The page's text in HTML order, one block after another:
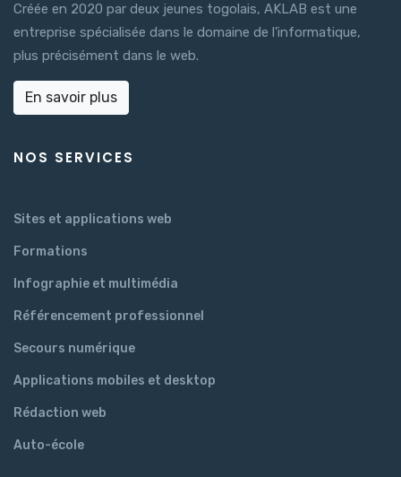
Créée en 2020 par deux jeunes togolais, AKLAB est une
entreprise spécialisée dans le domaine de l’informatique,
plus précisément dans le web.
En savoir plus
NOS SERVICES
Sites et applications web
Formations
Infographie et multimédia
Référencement professionnel
Secours numérique
Applications mobiles et desktop
Rédaction web
Auto-école